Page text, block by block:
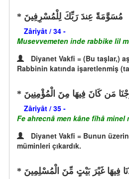
مُسَوَّمَةً عِندَ رَبِّكَ لِلْمُسْرِفِينَ
Zâriyât / 34 -
Musevvemeten inde rabbike lil
Diyanet Vakfi = (Bu taşlar,)
Rabbinin katında işaretlenmiş
مَن كَانَ فِيهَا مِنَ الْمُؤْمِنِينَ
Zâriyât / 35 -
Fe ahrecnâ men kâne fîhâ minel
Diyanet Vakfi = Bunun
müminleri çıkardık.
فِيهَا غَيْرَ بَيْتٍ مِّنَ الْمُسْلِمِينَ